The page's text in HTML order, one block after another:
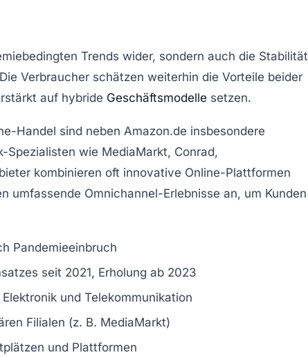
Trends wider, sondern auch die Stabilität
Verbraucher schätzen weiterhin die Vorteile beider
auf hybride Geschäftsmodelle setzen.
Handel sind neben Amazon.de insbesondere
Spezialisten wie MediaMarkt, Conrad,
kombinieren oft innovative Online-Plattformen
umfassende Omnichannel-Erlebnisse an, um Kunden
Pandemieeinbruch
seit 2021, Erholung ab 2023
und Telekommunikation
Filialen (z. B. MediaMarkt)
und Plattformen